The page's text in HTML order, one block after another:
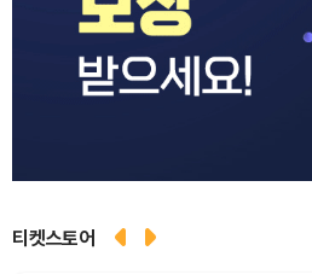
티켓스토어